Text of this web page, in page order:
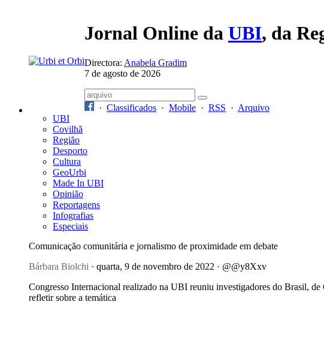
Jornal Online da UBI, da
Directora: Anabela Gradim
7 de agosto de 2026
· Classificados · Mobile · RSS · Arquivo
UBI
Covilhã
Região
Desporto
Cultura
GeoUrbi
Made In UBI
Opinião
Reportagens
Infografias
Especiais
Comunicação comunitária e jornalismo de proximidade em debate
Bárbara Biolchi · quarta, 9 de novembro de 2022 · @@y8Xxv
Congresso Internacional realizado na UBI reuniu investigadores do Brasil, de
refletir sobre a temática